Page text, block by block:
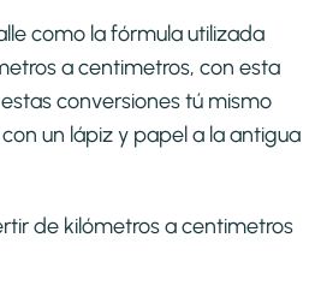
como la fórmula utilizada
a centimetros, con esta
conversiones tú mismo
un lápiz y papel a la antigua
de kilómetros a centimetros